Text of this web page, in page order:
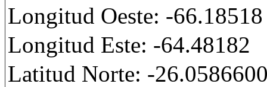
Longitud Oeste: -66.18518
Longitud Este: -64.48182
Latitud Norte: -